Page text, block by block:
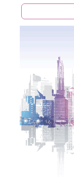
Форма поиска
Поиск